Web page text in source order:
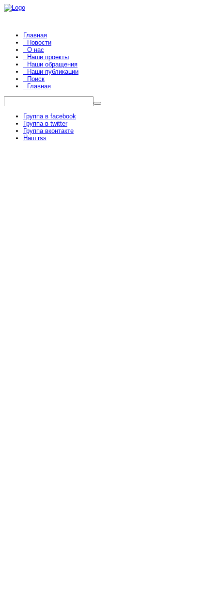
Главная
Новости
О нас
Наши проекты
Наши обращения
Наши публикации
Поиск
Главная
Группа в facebook
Группа в twitter
Группа вконтакте
Наш rss